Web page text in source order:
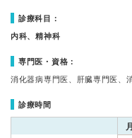
診療科目：
内科、精神科
専門医・資格：
消化器病専門医、肝臓専門医、
診療時間
月